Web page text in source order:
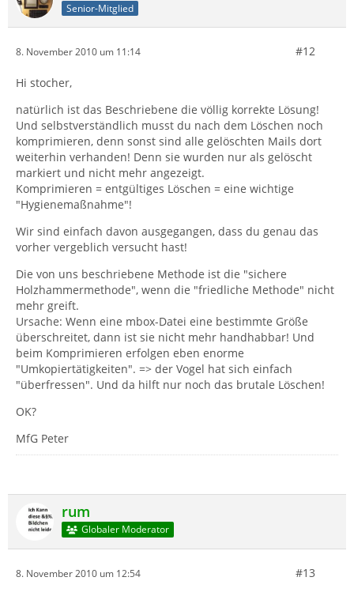
Senior-Mitglied
8. November 2010 um 11:14 #12
Hi stocher,
natürlich ist das Beschriebene die völlig korrekte Lösung!
Und selbstverständlich musst du nach dem Löschen noch
komprimieren, denn sonst sind alle gelöschten Mails dort
weiterhin verhanden! Denn sie wurden nur als gelöscht
markiert und nicht mehr angezeigt.
Komprimieren = entgültiges Löschen = eine wichtige
"Hygienemaßnahme"!
Wir sind einfach davon ausgegangen, dass du genau das
vorher vergeblich versucht hast!
Die von uns beschriebene Methode ist die "sichere
Holzhammermethode", wenn die "friedliche Methode" nicht
mehr greift.
Ursache: Wenn eine mbox-Datei eine bestimmte Größe
überschreitet, dann ist sie nicht mehr handhabbar! Und
beim Komprimieren erfolgen eben enorme
"Umkopiertätigkeiten". => der Vogel hat sich einfach
"überfressen". Und da hilft nur noch das brutale Löschen!
OK?
MfG Peter
rum
Globaler Moderator
8. November 2010 um 12:54 #13